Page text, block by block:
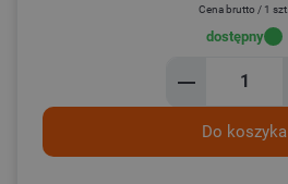
Cena brutto / 1 szt.
dostępny
Do koszyka